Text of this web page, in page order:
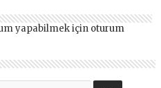
yapabilmek için oturum